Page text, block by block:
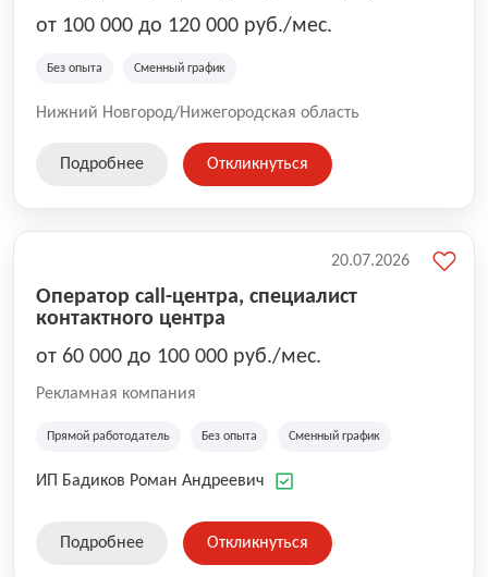
от 100 000 до 120 000 руб./мес.
Без опыта Сменный график
Нижний Новгород/Нижегородская область
Подробнее Откликнуться
Оператор call-центра, специалист
контактного центра
от 60 000 до 100 000 руб./мес.
Рекламная компания
Прямой работодатель Без опыта Сменный график
ИП Бадиков Роман Андреевич
20.07.2026
Подробнее Откликнуться